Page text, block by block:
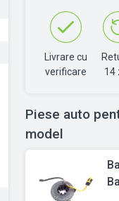
Livrare cu
verificare
14
Piese auto
model